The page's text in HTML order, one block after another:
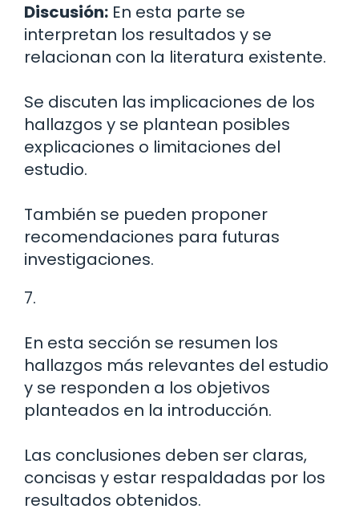
Discusión: En esta parte se
interpretan los resultados y se
relacionan con la literatura existente.
Se discuten las implicaciones de los
hallazgos y se plantean posibles
explicaciones o limitaciones del
estudio.
También se pueden proponer
recomendaciones para futuras
investigaciones.
7.
En esta sección se resumen los
hallazgos más relevantes del estudio
y se responden a los objetivos
planteados en la introducción.
Las conclusiones deben ser claras,
concisas y estar respaldadas por los
resultados obtenidos.